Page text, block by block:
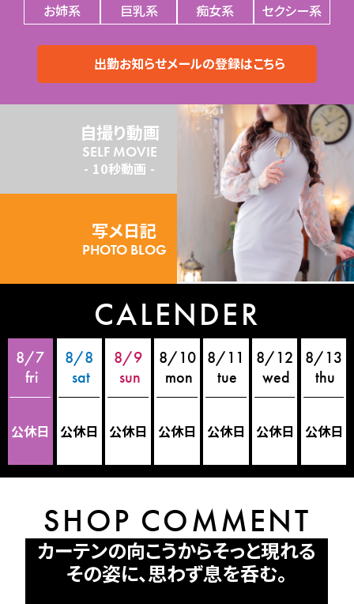
CALL 092-262-5002
JOB OFFER MAP
お姉系 巨乳系 痴女系 セクシー系
出勤お知らせメールの登録はこちら
自撮り動画
SELF MOVIE
10秒動画
写メ日記
PHOTO BLOG
CALENDER
8/7
公休日
8/8
公休日
8/9
公休日
8/10
公休日
8/11
公休日
8/12
公休日
8/13
公休日
SHOP COMMENT
カーテンの向こうからそっと現れる
その姿に、思わず息を呑む。